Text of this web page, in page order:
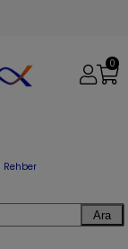
0
Rehber
Ara